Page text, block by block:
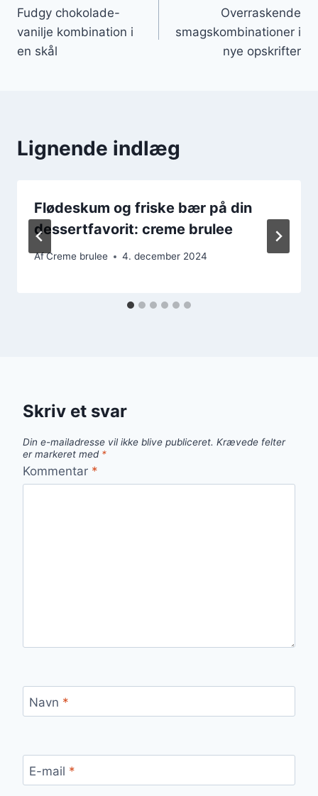
Fudgy chokolade-
vanilje kombination i
en skål
Overraskende
smagskombinationer i
nye opskrifter
Lignende indlæg
Flødeskum og friske bær på din
dessertfavorit: creme brulee
AfCreme brulee 4. december 2024
Skriv et svar
Din e-mailadresse vil ikke blive publiceret. Krævede felter
er markeret med *
Kommentar *
Navn *
E-mail *